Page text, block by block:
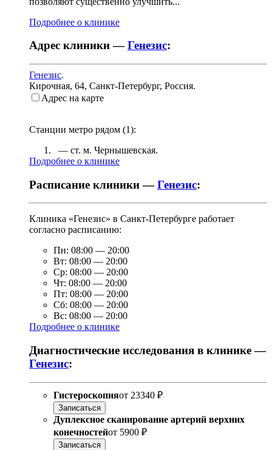
Подробнее о клинике
Адрес клиники —Генезис:
Генезис.
Кирочная, 64, Санкт-Петербург, Россия.
Адрес на карте
Станции метро рядом (1):
— ст. м. Чернышевская.
Подробнее о клинике
Расписание клиники —Генезис:
Клиника «Генезис» в Санкт-Петербурге работает
согласно расписанию:
Пн: 08:00 — 20:00
Вт: 08:00 — 20:00
Ср: 08:00 — 20:00
Чт: 08:00 — 20:00
Пт: 08:00 — 20:00
Сб: 08:00 — 20:00
Вс: 08:00 — 20:00
Подробнее о клинике
Диагностические исследования в клинике —
Генезис:
Гистероскопияот 23340 ₽
Записаться
Дуплексное сканирование артерий верхних
конечностейот 5900 ₽
Записаться